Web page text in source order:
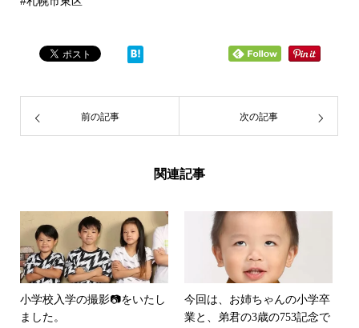
前の記事 次の記事
関連記事
小学校入学の撮影📷をいたし
ました。
今回は、お姉ちゃんの小学卒
業と、弟君の3歳の753記念で